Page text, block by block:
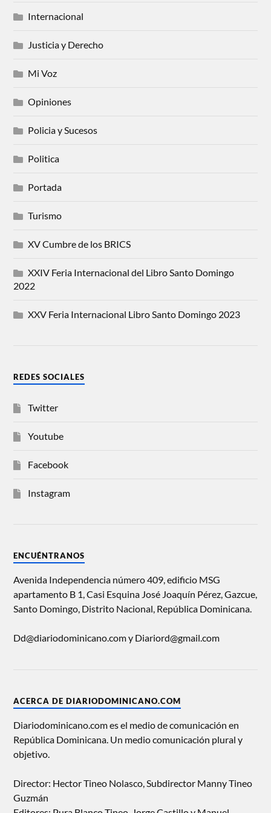
Internacional
Justicia y Derecho
Mi Voz
Opiniones
Policia y Sucesos
Politica
Portada
Turismo
XV Cumbre de los BRICS
XXIV Feria Internacional del Libro Santo Domingo
2022
XXV Feria Internacional Libro Santo Domingo 2023
REDES SOCIALES
Twitter
Youtube
Facebook
Instagram
ENCUÉNTRANOS
Avenida Independencia número 409, edificio MSG
apartamento B 1, Casi Esquina José Joaquín Pérez, Gazcue,
Santo Domingo, Distrito Nacional, República Dominicana.
Dd@diariodominicano.com y Diariord@gmail.com
ACERCA DE DIARIODOMINICANO.COM
Diariodominicano.com es el medio de comunicación en
República Dominicana. Un medio comunicación plural y
objetivo.
Director: Hector Tineo Nolasco, Subdirector Manny Tineo
Guzmán